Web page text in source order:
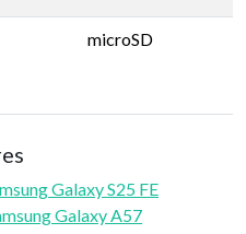
microSD
Galaxy S25 FE
Galaxy A57